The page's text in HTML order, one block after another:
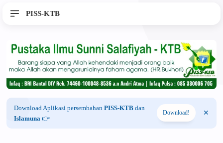
PISS-KTB
Download Aplikasi persembahan PISS-KTB dan
Islamuna 👉
Download!